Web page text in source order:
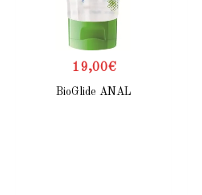
19,00€
BioGlide ANAL